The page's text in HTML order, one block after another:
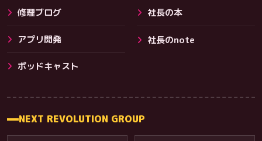
その他サービス
修理ブログ 社長の本
アプリ開発 社長のnote
ポッドキャスト
NEXT REVOLUTION GROUP